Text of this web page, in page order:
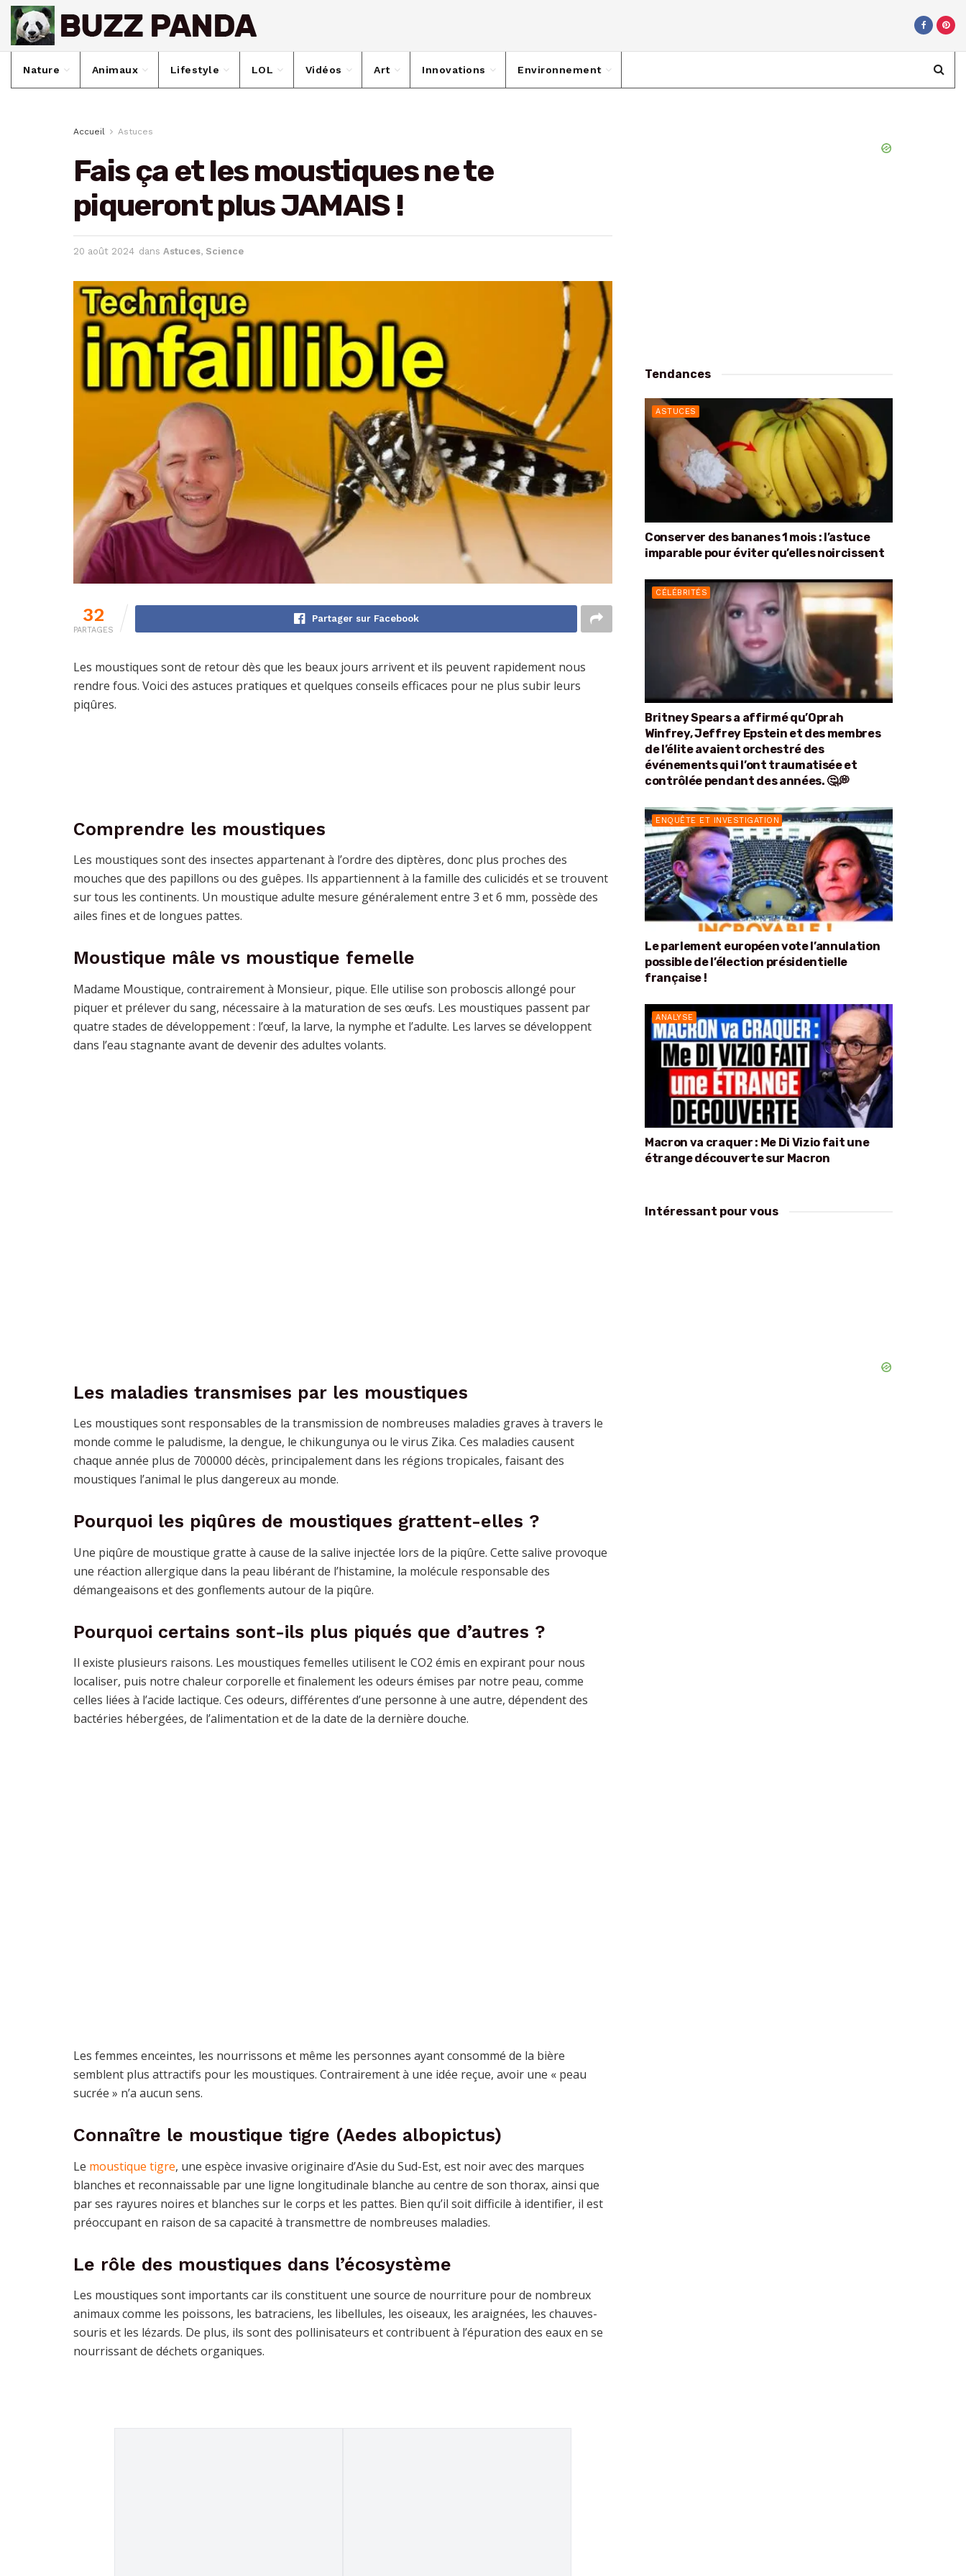
Nature Animaux Lifestyle LOL Vidéos Art Innovations Environnement
Accueil Astuces
Fais ça et les moustiques ne te
piqueront plus JAMAIS !
20 août 2024 dans Astuces, Science
32
PARTAGES
Partager sur Facebook
Les moustiques sont de retour dès que les beaux jours arrivent et ils peuvent rapidement nous
rendre fous. Voici des astuces pratiques et quelques conseils efficaces pour ne plus subir leurs
piqûres.
Comprendre les moustiques
Les moustiques sont des insectes appartenant à l’ordre des diptères, donc plus proches des
mouches que des papillons ou des guêpes. Ils appartiennent à la famille des culicidés et se trouvent
sur tous les continents. Un moustique adulte mesure généralement entre 3 et 6 mm, possède des
ailes fines et de longues pattes.
Moustique mâle vs moustique femelle
Madame Moustique, contrairement à Monsieur, pique. Elle utilise son proboscis allongé pour
piquer et prélever du sang, nécessaire à la maturation de ses œufs. Les moustiques passent par
quatre stades de développement : l’œuf, la larve, la nymphe et l’adulte. Les larves se développent
dans l’eau stagnante avant de devenir des adultes volants.
Les maladies transmises par les moustiques
Les moustiques sont responsables de la transmission de nombreuses maladies graves à travers le
monde comme le paludisme, la dengue, le chikungunya ou le virus Zika. Ces maladies causent
chaque année plus de 700000 décès, principalement dans les régions tropicales, faisant des
moustiques l’animal le plus dangereux au monde.
Pourquoi les piqûres de moustiques grattent-elles ?
Une piqûre de moustique gratte à cause de la salive injectée lors de la piqûre. Cette salive provoque
une réaction allergique dans la peau libérant de l’histamine, la molécule responsable des
démangeaisons et des gonflements autour de la piqûre.
Pourquoi certains sont-ils plus piqués que d’autres ?
Il existe plusieurs raisons. Les moustiques femelles utilisent le CO2 émis en expirant pour nous
localiser, puis notre chaleur corporelle et finalement les odeurs émises par notre peau, comme
celles liées à l’acide lactique. Ces odeurs, différentes d’une personne à une autre, dépendent des
bactéries hébergées, de l’alimentation et de la date de la dernière douche.
Les femmes enceintes, les nourrissons et même les personnes ayant consommé de la bière
semblent plus attractifs pour les moustiques. Contrairement à une idée reçue, avoir une « peau
sucrée » n’a aucun sens.
Connaître le moustique tigre (Aedes albopictus)
Le moustique tigre, une espèce invasive originaire d’Asie du Sud-Est, est noir avec des marques
blanches et reconnaissable par une ligne longitudinale blanche au centre de son thorax, ainsi que
par ses rayures noires et blanches sur le corps et les pattes. Bien qu’il soit difficile à identifier, il est
préoccupant en raison de sa capacité à transmettre de nombreuses maladies.
Le rôle des moustiques dans l’écosystème
Les moustiques sont importants car ils constituent une source de nourriture pour de nombreux
animaux comme les poissons, les batraciens, les libellules, les oiseaux, les araignées, les chauves-
souris et les lézards. De plus, ils sont des pollinisateurs et contribuent à l’épuration des eaux en se
nourrissant de déchets organiques.
Tendances
ASTUCES
Conserver des bananes 1 mois : l’astuce
imparable pour éviter qu’elles noircissent
CÉLÉBRITÉS
Britney Spears a affirmé qu’Oprah
Winfrey, Jeffrey Epstein et des membres
de l’élite avaient orchestré des
événements qui l’ont traumatisée et
contrôlée pendant des années. 🤔💭
ENQUÊTE ET INVESTIGATION
Le parlement européen vote l’annulation
possible de l’élection présidentielle
française !
ANALYSE
Macron va craquer : Me Di Vizio fait une
étrange découverte sur Macron
Intéressant pour vous